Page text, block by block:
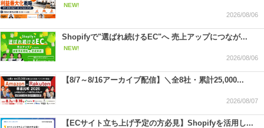
NEW!
2026/08/06
Shopifyで"選ばれ続けるEC"へ 売上アップにつなが...
NEW!
2026/08/06
【8/7～8/16アーカイブ配信】＼全8社・累計25,000...
2026/08/07
【ECサイト立ち上げ予定の方必見】Shopifyを活用し...